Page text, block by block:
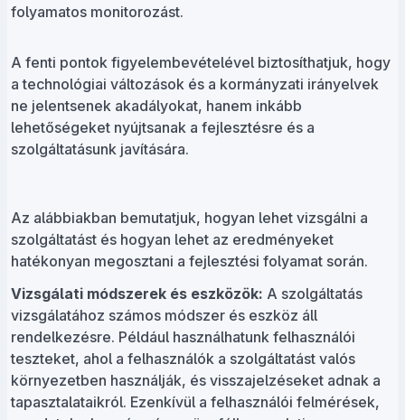
folyamatos monitorozást.
A fenti pontok figyelembevételével biztosíthatjuk, hogy
a technológiai változások és a kormányzati irányelvek
ne jelentsenek akadályokat, hanem inkább
lehetőségeket nyújtsanak a fejlesztésre és a
szolgáltatásunk javítására.
Az alábbiakban bemutatjuk, hogyan lehet vizsgálni a
szolgáltatást és hogyan lehet az eredményeket
hatékonyan megosztani a fejlesztési folyamat során.
Vizsgálati módszerek és eszközök: A szolgáltatás
vizsgálatához számos módszer és eszköz áll
rendelkezésre. Például használhatunk felhasználói
teszteket, ahol a felhasználók a szolgáltatást valós
környezetben használják, és visszajelzéseket adnak a
tapasztalataikról. Ezenkívül a felhasználói felmérések,